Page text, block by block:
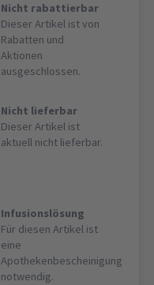
Nicht rabattierbar
Dieser Artikel ist von
Rabatten und
Aktionen
ausgeschlossen.
Nicht lieferbar
Dieser Artikel ist
aktuell nicht lieferbar.
Infusionslösung
Für diesen Artikel ist
eine
Apothekenbescheinigung
notwendig.